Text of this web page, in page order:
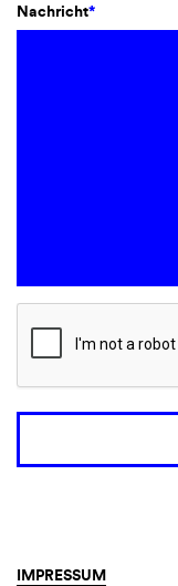
Nachricht*
IMPRESSUM